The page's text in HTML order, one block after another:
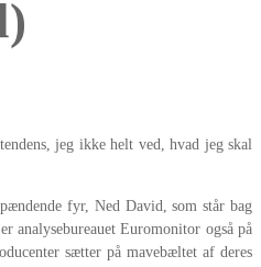
jeg ikke helt ved, hvad jeg skal
fyr, Ned David, som står bag
Euromonitor også på
sætter på mavebæltet af deres